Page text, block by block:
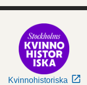
Kvinnohistoriska